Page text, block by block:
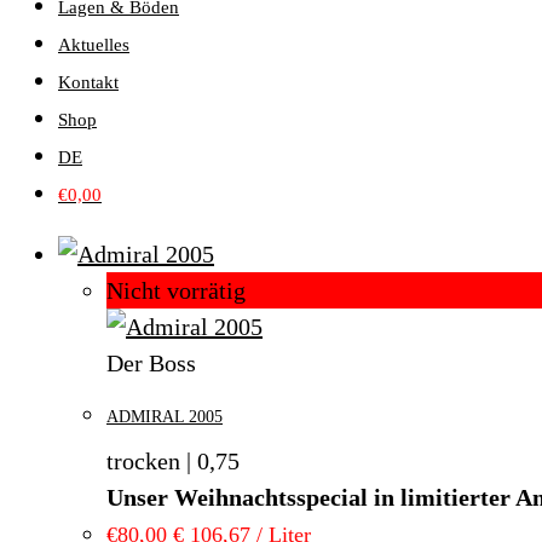
Lagen & Böden
Aktuelles
Kontakt
Shop
DE
€0,00
Nicht vorrätig
Der Boss
ADMIRAL 2005
trocken | 0,75
Unser Weihnachtsspecial in limitierter
€80,00 € 106,67 / Liter